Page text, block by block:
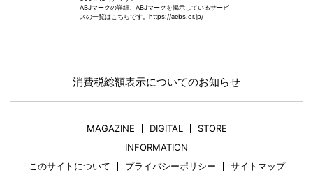
ABJマークの詳細、ABJマークを掲示しているサービ
スの一覧はこちらです。 https://aebs.or.jp/
消費税総額表示についてのお知らせ
MAGAZINE DIGITAL
STORE
INFORMATION
このサイトについて
プライバシーポリシー サイトマップ